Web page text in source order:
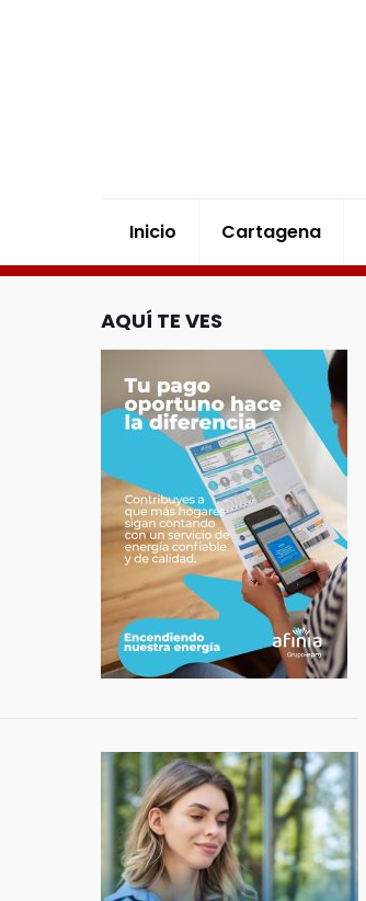
Inicio Cartagena
AQUÍ TE VES